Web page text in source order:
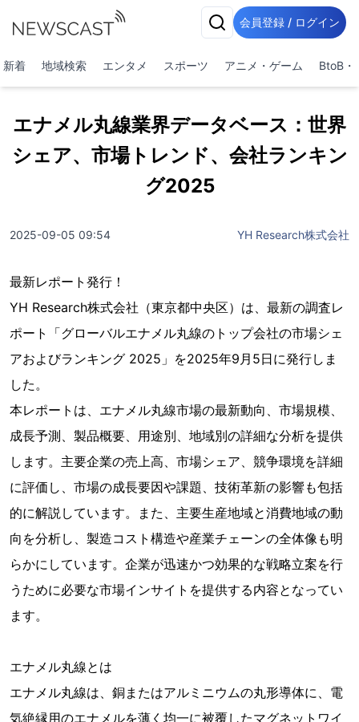
会員登録 / ログイン
新着 地域検索 エンタメ スポーツ アニメ・ゲーム BtoB・
エナメル丸線業界データベース：世界
シェア、市場トレンド、会社ランキン
グ2025
2025-09-05 09:54 YH Research株式会社
最新レポート発行！
YH Research株式会社（東京都中央区）は、最新の調査レ
ポート「グローバルエナメル丸線のトップ会社の市場シェ
アおよびランキング 2025」を2025年9月5日に発行しま
した。
本レポートは、エナメル丸線市場の最新動向、市場規模、
成長予測、製品概要、用途別、地域別の詳細な分析を提供
します。主要企業の売上高、市場シェア、競争環境を詳細
に評価し、市場の成長要因や課題、技術革新の影響も包括
的に解説しています。また、主要生産地域と消費地域の動
向を分析し、製造コスト構造や産業チェーンの全体像も明
らかにしています。企業が迅速かつ効果的な戦略立案を行
うために必要な市場インサイトを提供する内容となってい
ます。
エナメル丸線とは
エナメル丸線は、銅またはアルミニウムの丸形導体に、電
気絶縁用のエナメルを薄く均一に被覆したマグネットワイ